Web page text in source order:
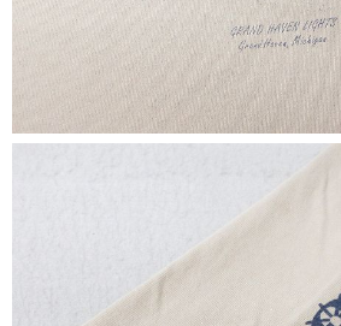
長袖シャツ XS S M
半袖シャツ XS S M
Tシャツ XS S M
W35,W36